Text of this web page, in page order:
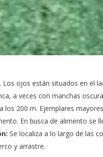
ojos están situados en el
a veces con manchas
200 m. Ejemplares
En busca de alimento se
Se localiza a lo largo de las
y arrastre.